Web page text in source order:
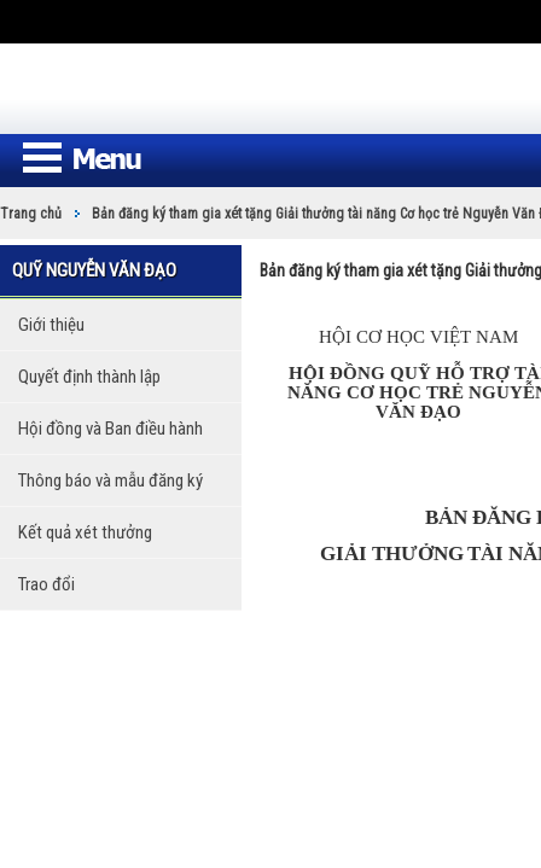
Trang chủ Bản đăng ký tham gia xét tặng Giải thưởng tài năng Cơ học trẻ Nguyễn Văn
QUỸ NGUYỄN VĂN ĐẠO
Giới thiệu
Quyết định thành lập
Hội đồng và Ban điều hành
Thông báo và mẫu đăng ký
Kết quả xét thưởng
Trao đổi
Bản đăng ký tham gia xét tặng Giải
HỘI CƠ HỌC VIỆT NAM
HỘI ĐỒNG QUỸ HỖ TRỢ
NĂNG CƠ HỌC TRẺ
VĂN ĐẠO
BẢN ĐĂNG
GIẢI THƯỞNGTÀI